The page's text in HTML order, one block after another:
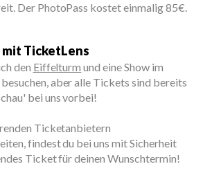
Der PhotoPass kostet einmalig 85€.
TicketLens
den Eiffelturm und eine Show im
aber alle Tickets sind bereits
bei uns vorbei!
Ticketanbietern
findest du bei uns mit Sicherheit
Ticket für deinen Wunschtermin!